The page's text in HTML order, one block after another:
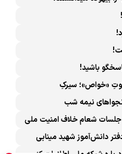
باشید!
«خواص»؛ سیرکِ
نیمه شب
جلسات شعام خلاف امنیت ملی
دانش‌آموز شهید مینابی